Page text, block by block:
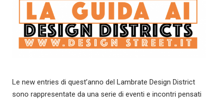
Le new entries di quest’anno del Lambrate Design District
sono rappresentate da una serie di eventi e incontri pensati